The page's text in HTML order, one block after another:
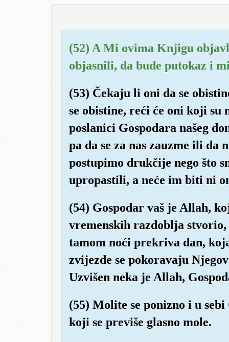
(52) A Mi ovima Knjigu
objasnili, da bude putokaz i
(53) Čekaju li oni da se
se obistine, reći će oni koji
poslanici Gospodara našeg
pa da se za nas zauzme ili da
postupimo drukčije nego što
upropastili, a neće im biti ni
(54) Gospodar vaš je Allah,
vremenskih razdoblja
tamom noći prekriva dan,
zvijezde se pokoravaju
Uzvišen neka je Allah,
(55) Molite se ponizno i u
koji se previše glasno mole.